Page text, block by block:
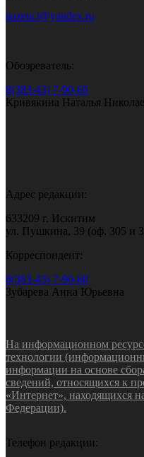
gazeta.i@yandex.ru
Обозреватель:
8(383-43) 7-90-60
Кривякина Наталья
Адрес редакции:
633209 г. Искитим
ул. Пушкина, 39 (оф. 305 и
Корреспондент:
8(383-43) 7-90-60
Зубарева Анна Юрьевна
На информационном
технологии
информации на основе
сведений, относящихся к
«Интернет», находящихся
Федерации).
Телефон редакции: